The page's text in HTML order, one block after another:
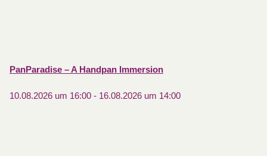
PanParadise – A Handpan Immersion
10.08.2026 um 16:00- 16.08.2026 um 14:00